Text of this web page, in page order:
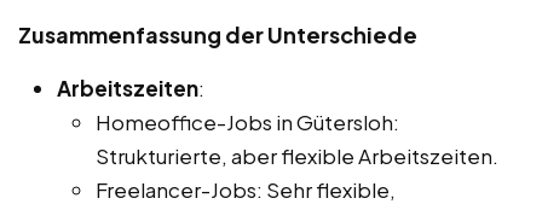
Zusammenfassung der Unterschiede
Arbeitszeiten:
Homeoffice-Jobs in Gütersloh:
Strukturierte, aber flexible Arbeitszeiten.
Freelancer-Jobs: Sehr flexible,